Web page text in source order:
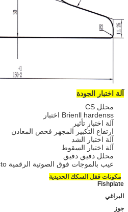
آلة اختبار الجودة
محلل CS
Brienll hardenss اختبار
آلة اختبار تأثير
ارتفاع التكبير المجهر فحص المعادن
آلة اختبار الشد
آلة اختبار السقوط
محلل دقيق دقيق
عيب بالموجات فوق الصوتية الرقمية detecto
مكونات قفل السكك الحديدية
Fishplate
البراغي
جوز